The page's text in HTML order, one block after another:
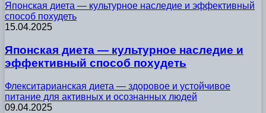
Японская диета — культурное наследие и эффективный
способ похудеть
15.04.2025
Японская диета — культурное наследие и
эффективный способ похудеть
Флекситарианская диета — здоровое и устойчивое
питание для активных и осознанных людей
09.04.2025